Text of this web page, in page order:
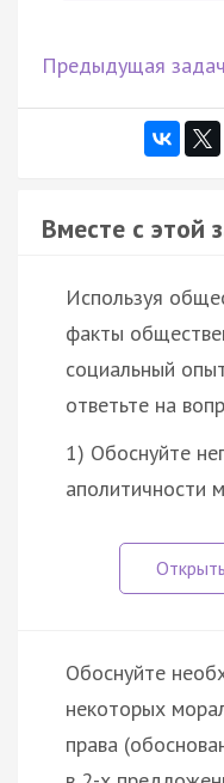
Предыдущая
Вместе с этой
Используя
факты
социальный
ответьте на
1) Обоснуйте
аполитичности
Обоснуйте
некоторых
права